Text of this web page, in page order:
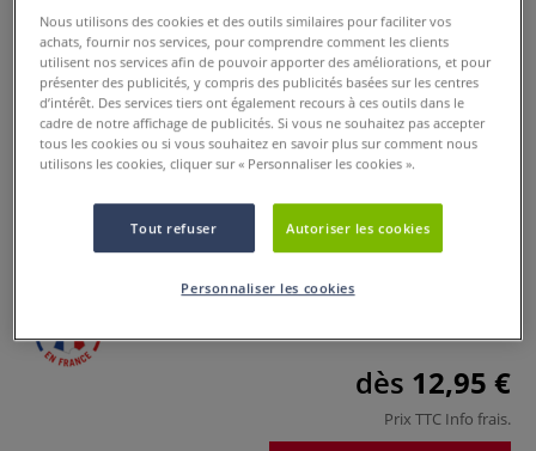
Moule silicone transparent
0 Commentaires
Le Moule silicone transparent est idéal pour réaliser
différentes formes en résine.
dès 12,95 €
Prix TTC Info frais.
Nous utilisons des cookies et des outils similaires pour faciliter vos
achats, fournir nos services, pour comprendre comment les clients
utilisent nos services afin de pouvoir apporter des améliorations, et pour
présenter des publicités, y compris des publicités basées sur les centres
d’intérêt. Des services tiers ont également recours à ces outils dans le
cadre de notre affichage de publicités. Si vous ne souhaitez pas accepter
tous les cookies ou si vous souhaitez en savoir plus sur comment nous
utilisons les cookies, cliquer sur « Personnaliser les cookies ».
Tout refuser Autoriser les cookies
Personnaliser les cookies